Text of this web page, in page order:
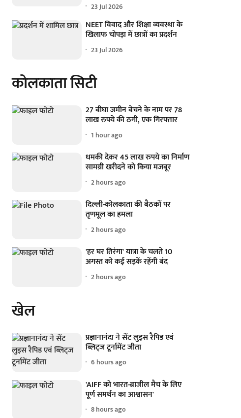
23 Jul 2026
NEET विवाद और शिक्षा व्यवस्था के
खिलाफ चोपड़ा में छात्रों का प्रदर्शन
23 Jul 2026
कोलकाता सिटी
27 बीघा जमीन बेचने के नाम पर 78
लाख रुपये की ठगी, एक गिरफ्तार
1 hour ago
धमकी देकर 45 लाख रुपये का निर्माण
सामग्री खरीदने को किया मजबूर
2 hours ago
दिल्ली-कोलकाता की बैठकों पर
तृणमूल का हमला
2 hours ago
'हर घर तिरंगा' यात्रा के चलते 10
अगस्त को कई सड़कें रहेंगी बंद
2 hours ago
खेल
प्रज्ञानानंदा ने सेंट लुइस रैपिड एवं
ब्लिट्ज टूर्नामेंट जीता
6 hours ago
'AIFF को भारत-ब्राजील मैच के लिए
पूर्ण समर्थन का आश्वासन'
8 hours ago